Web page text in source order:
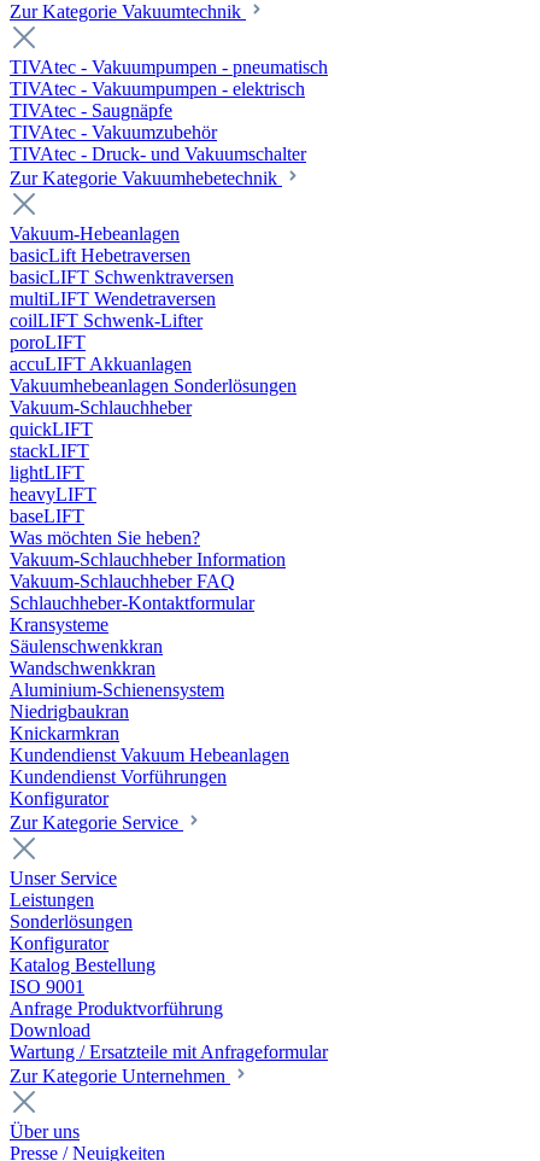
Zur Kategorie Vakuumtechnik
TIVAtec - Vakuumpumpen - pneumatisch
TIVAtec - Vakuumpumpen - elektrisch
TIVAtec - Saugnäpfe
TIVAtec - Vakuumzubehör
TIVAtec - Druck- und Vakuumschalter
Zur Kategorie Vakuumhebetechnik
Vakuum-Hebeanlagen
basicLift Hebetraversen
basicLIFT Schwenktraversen
multiLIFT Wendetraversen
coilLIFT Schwenk-Lifter
poroLIFT
accuLIFT Akkuanlagen
Vakuumhebeanlagen Sonderlösungen
Vakuum-Schlauchheber
quickLIFT
stackLIFT
lightLIFT
heavyLIFT
baseLIFT
Was möchten Sie heben?
Vakuum-Schlauchheber Information
Vakuum-Schlauchheber FAQ
Schlauchheber-Kontaktformular
Kransysteme
Säulenschwenkkran
Wandschwenkkran
Aluminium-Schienensystem
Niedrigbaukran
Knickarmkran
Kundendienst Vakuum Hebeanlagen
Kundendienst Vorführungen
Konfigurator
Zur Kategorie Service
Unser Service
Leistungen
Sonderlösungen
Konfigurator
Katalog Bestellung
ISO 9001
Anfrage Produktvorführung
Download
Wartung / Ersatzteile mit Anfrageformular
Zur Kategorie Unternehmen
Über uns
Presse / Neuigkeiten